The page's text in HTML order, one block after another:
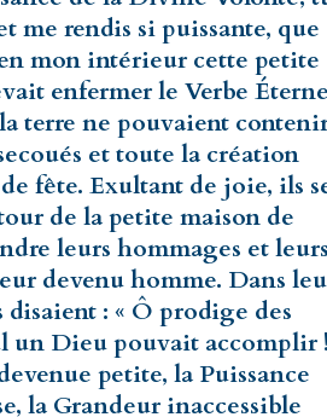
me rendis si puissante, que
mon intérieur cette petite
enfermer le Verbe
terre ne pouvaient
et toute la création
fête. Exultant de joie, ils
de la petite maison de
leurs hommages et
devenu homme. Dans
: « Ô prodige des
un Dieu pouvait accomplir
petite, la Puissance
la Grandeur inaccessible